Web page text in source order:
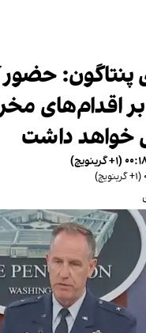
حضور
اقدام‌های
خواهد داشت